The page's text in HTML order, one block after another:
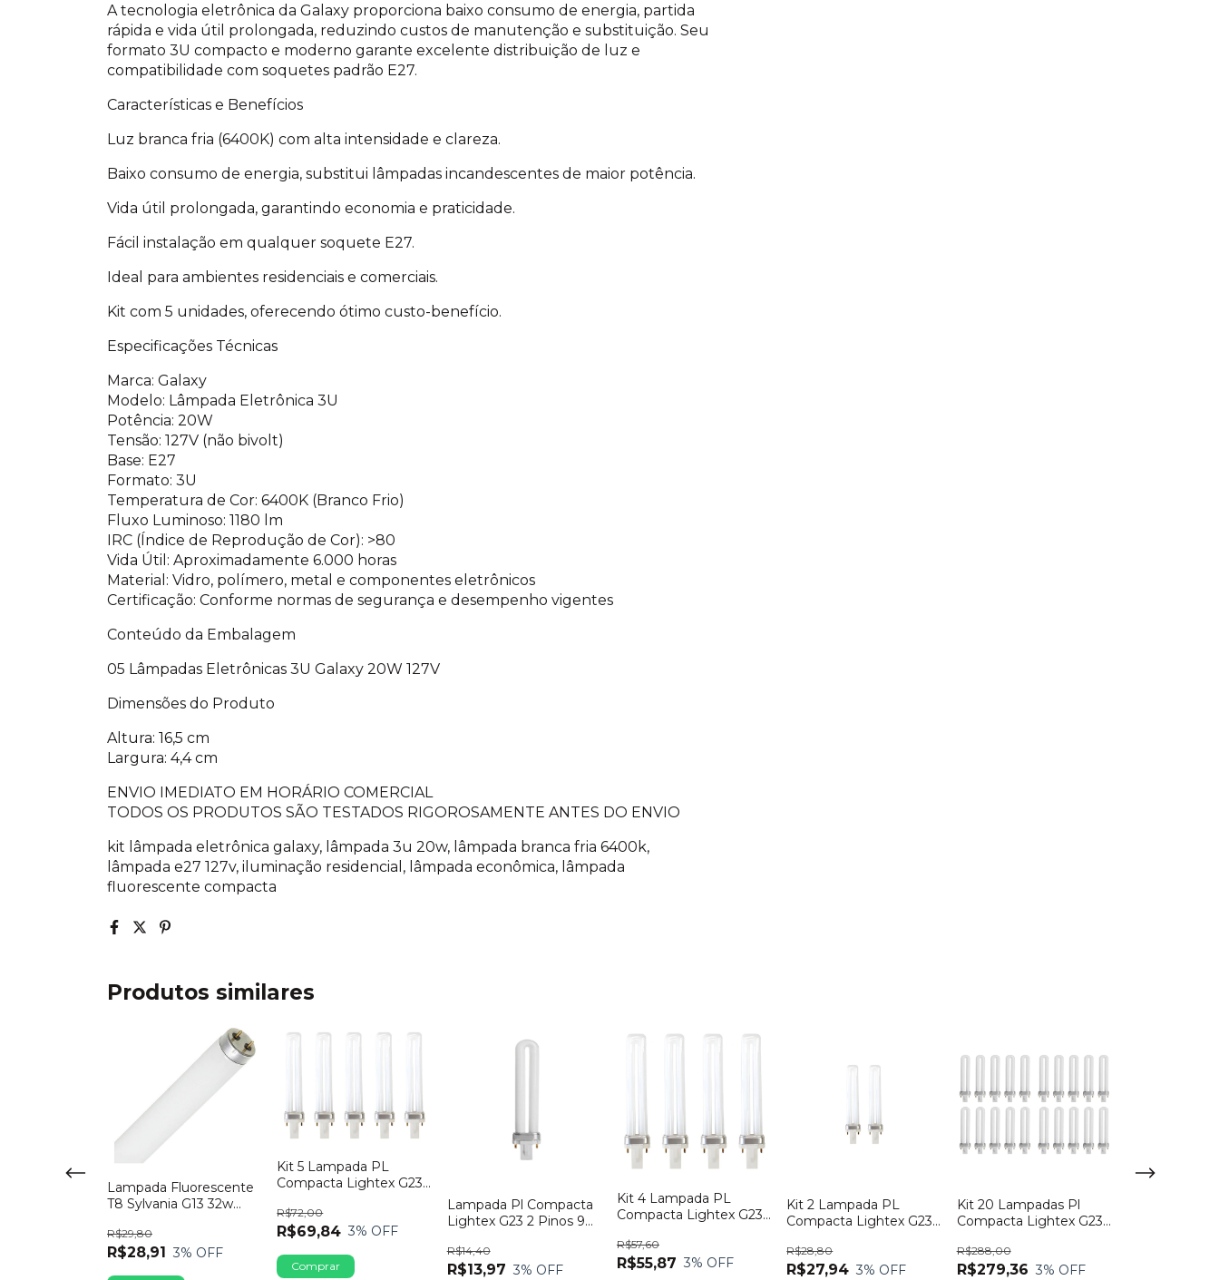
A tecnologia eletrônica da Galaxy proporciona baixo consumo de energia, partida
rápida e vida útil prolongada, reduzindo custos de manutenção e substituição. Seu
formato 3U compacto e moderno garante excelente distribuição de luz e
compatibilidade com soquetes padrão E27.
Características e Benefícios
Luz branca fria (6400K) com alta intensidade e clareza.
Baixo consumo de energia, substitui lâmpadas incandescentes de maior potência.
Vida útil prolongada, garantindo economia e praticidade.
Fácil instalação em qualquer soquete E27.
Ideal para ambientes residenciais e comerciais.
Kit com 5 unidades, oferecendo ótimo custo-benefício.
Especificações Técnicas
Marca: Galaxy
Modelo: Lâmpada Eletrônica 3U
Potência: 20W
Tensão: 127V (não bivolt)
Base: E27
Formato: 3U
Temperatura de Cor: 6400K (Branco Frio)
Fluxo Luminoso: 1180 lm
IRC (Índice de Reprodução de Cor): >80
Vida Útil: Aproximadamente 6.000 horas
Material: Vidro, polímero, metal e componentes eletrônicos
Certificação: Conforme normas de segurança e desempenho vigentes
Conteúdo da Embalagem
05 Lâmpadas Eletrônicas 3U Galaxy 20W 127V
Dimensões do Produto
Altura: 16,5 cm
Largura: 4,4 cm
ENVIO IMEDIATO EM HORÁRIO COMERCIAL
TODOS OS PRODUTOS SÃO TESTADOS RIGOROSAMENTE ANTES DO ENVIO
kit lâmpada eletrônica galaxy, lâmpada 3u 20w, lâmpada branca fria 6400k,
lâmpada e27 127v, iluminação residencial, lâmpada econômica, lâmpada
fluorescente compacta
Produtos similares
Lampada Fluorescente
T8 Sylvania G13 32w
R$28,91
R$29,80
3% OFF
Kit 5 Lampada PL
Compacta Lightex G23
R$69,84
R$72,00
3% OFF
Lampada Pl Compacta
Lightex G23 2 Pinos 9w
R$13,97
R$14,40
3% OFF
Kit 4 Lampada PL
Compacta Lightex G23
R$55,87
R$57,60
3% OFF
Kit 2 Lampada PL
Compacta Lightex G23
R$27,94
R$28,80
3% OFF
Kit 20 Lampadas Pl
Compacta Lightex G23
R$279,36
R$288,00
3% OFF